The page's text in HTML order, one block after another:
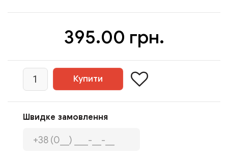
395.00 грн.
Швидке замовлення